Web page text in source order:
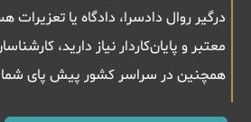
درگیر روال دادسرا، دادگاه یا
معتبر و پایان‌کاردار نیاز دارید،
همچنین در سراسر کشور پیش پای شما